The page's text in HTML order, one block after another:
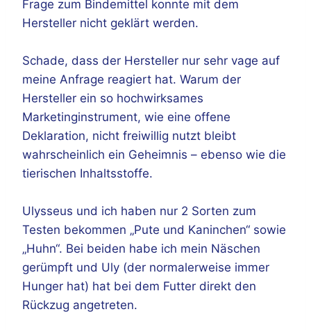
Frage zum Bindemittel konnte mit dem
Hersteller nicht geklärt werden.
Schade, dass der Hersteller nur sehr vage auf
meine Anfrage reagiert hat. Warum der
Hersteller ein so hochwirksames
Marketinginstrument, wie eine offene
Deklaration, nicht freiwillig nutzt bleibt
wahrscheinlich ein Geheimnis – ebenso wie die
tierischen Inhaltsstoffe.
Ulysseus und ich haben nur 2 Sorten zum
Testen bekommen „Pute und Kaninchen“ sowie
„Huhn“. Bei beiden habe ich mein Näschen
gerümpft und Uly (der normalerweise immer
Hunger hat) hat bei dem Futter direkt den
Rückzug angetreten.